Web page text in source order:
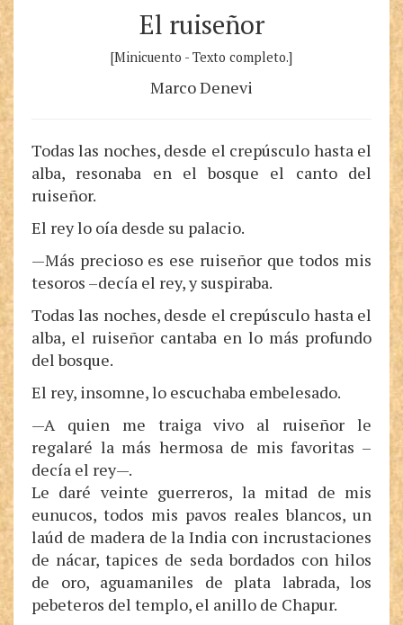
El ruiseñor
[Minicuento - Texto completo.]
Marco Denevi
Todas las noches, desde el crepúsculo hasta el
alba, resonaba en el bosque el canto del
ruiseñor.
El rey lo oía desde su palacio.
—Más precioso es ese ruiseñor que todos mis
tesoros –decía el rey, y suspiraba.
Todas las noches, desde el crepúsculo hasta el
alba, el ruiseñor cantaba en lo más profundo
del bosque.
El rey, insomne, lo escuchaba embelesado.
—A quien me traiga vivo al ruiseñor le
regalaré la más hermosa de mis favoritas –
decía el rey—.
Le daré veinte guerreros, la mitad de mis
eunucos, todos mis pavos reales blancos, un
laúd de madera de la India con incrustaciones
de nácar, tapices de seda bordados con hilos
de oro, aguamaniles de plata labrada, los
pebeteros del templo, el anillo de Chapur.